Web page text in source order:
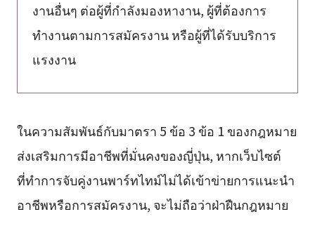
งานอื่นๆ ต่อผู้ที่กำลังมองหางาน, ผู้ที่ต้องการ
ทำงานตามการสมัครงาน หรือผู้ที่ได้รับบริการ
แรงงาน
ในความสัมพันธ์กับมาตรา 5 ข้อ 3 ข้อ 1 ของกฎหมาย
ส่งเสริมการมีอาชีพที่มั่นคงของญี่ปุ่น, หากเว็บไซต์
ที่ทำการจับคู่งานพาร์ทไทม์ไม่ได้เข้าข่ายการแนะนำ
อาชีพหรือการสมัครงาน, จะไม่ถือว่าฝ่าฝืนกฎหมาย